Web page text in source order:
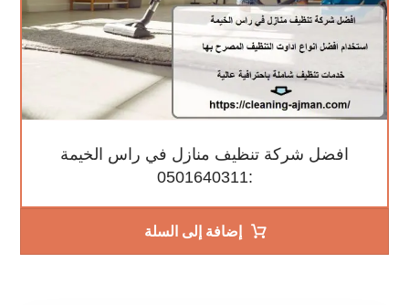
افضل شركة تنظيف منازل في راس الخيمة
:0501640311
إضافة إلى السلة